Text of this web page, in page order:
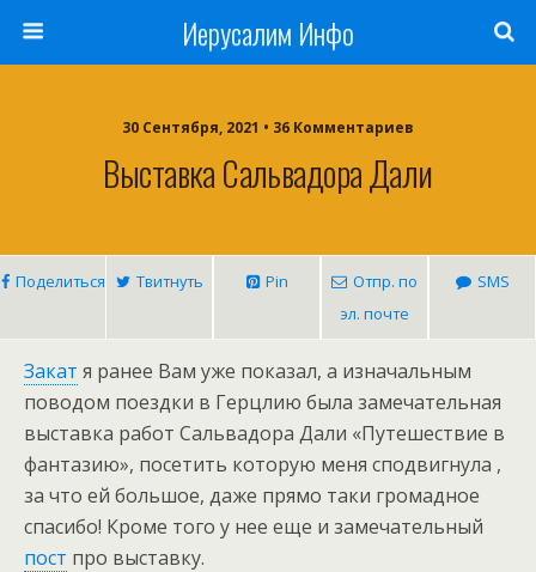
Иерусалим Инфо
30 Сентября, 2021 • 36 Комментариев
Выставка Сальвадора Дали
Поделиться Твитнуть Pin
Отпр. по
эл. почте
SMS
Закат я ранее Вам уже показал, а изначальным
поводом поездки в Герцлию была замечательная
выставка работ Сальвадора Дали «Путешествие в
фантазию», посетить которую меня сподвигнула ,
за что ей большое, даже прямо таки громадное
спасибо! Кроме того у нее еще и замечательный
пост про выставку.